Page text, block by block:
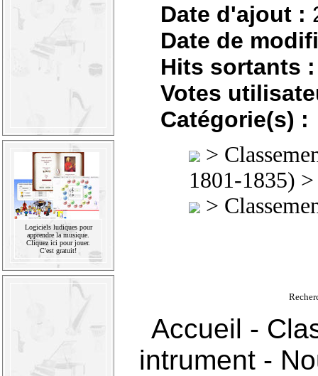
Logiciels ludiques pour
apprendre la musique.
Cliquez ici pour jouer.
C'est gratuit!
Date d'ajout :
Date de
Hits sortants :
Votes
Catégorie(s) :
>
1801-1835)
>
Accueil -
intrument-